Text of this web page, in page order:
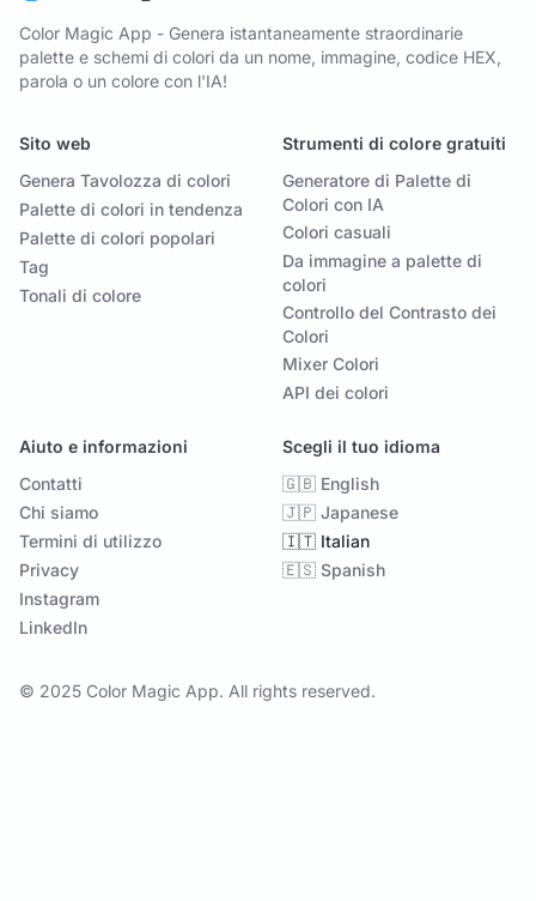
Color Magic App - Genera istantaneamente straordinarie
palette e schemi di colori da un nome, immagine, codice HEX,
parola o un colore con l'IA!
Sito web
Genera Tavolozza di colori
Palette di colori in tendenza
Palette di colori popolari
Tag
Tonali di colore
Strumenti di colore gratuiti
Generatore di Palette di
Colori con IA
Colori casuali
Da immagine a palette di
colori
Controllo del Contrasto dei
Colori
Mixer Colori
API dei colori
Aiuto e informazioni
Contatti
Chi siamo
Termini di utilizzo
Privacy
Instagram
LinkedIn
Scegli il tuo idioma
🇬🇧 English
🇯🇵 Japanese
🇮🇹 Italian
🇪🇸 Spanish
© 2025 Color Magic App. All rights reserved.